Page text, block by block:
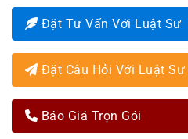
Đặt Tư Vấn Với Luật Sư
Đặt Câu Hỏi Với Luật Sư
Báo Giá Trọn Gói